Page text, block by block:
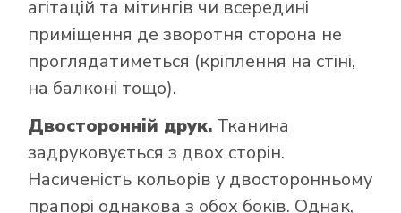
агітацій та мітингів чи всередині
приміщення де зворотня сторона не
проглядатиметься (кріплення на стіні,
на балконі тощо).
Двосторонній друк. Тканина
задруковується з двох сторін.
Насиченість кольорів у двосторонньому
прапорі однакова з обох боків. Однак,